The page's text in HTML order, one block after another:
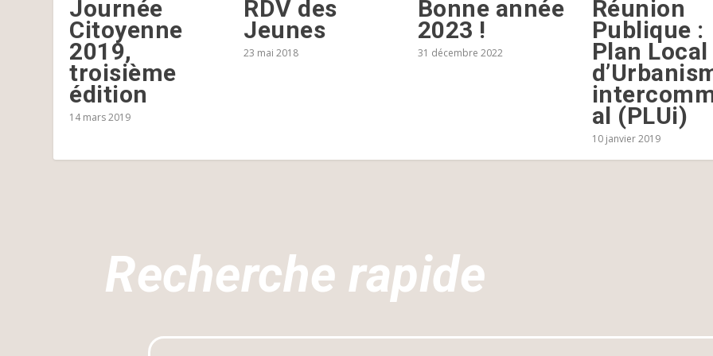
Journée
Citoyenne
2019,
troisième
édition
14 mars 2019
RDV des
Jeunes
23 mai 2018
Bonne année
2023 !
31 décembre 2022
Réunion
Publique :
Plan Local
al (PLUi)
10 janvier 2019
Recherche rapide